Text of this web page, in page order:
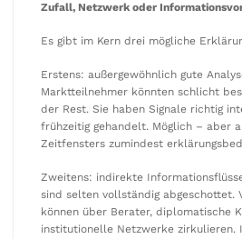
Zufall, Netzwerk oder
Es gibt im Kern drei mögliche
Erstens: außergewöhnlich gute
Marktteilnehmer könnten schlicht
der Rest. Sie haben Signale richtig
frühzeitig gehandelt. Möglich – aber
Zeitfensters zumindest
Zweitens: indirekte
sind selten vollständig abgeschottet.
können über Berater, diplomatische
institutionelle Netzwerke zirkulieren.